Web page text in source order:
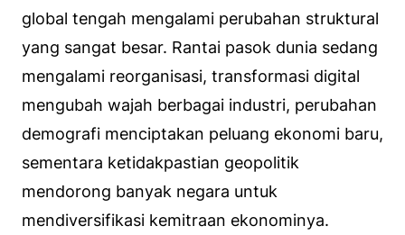
global tengah mengalami perubahan struktural
yang sangat besar. Rantai pasok dunia sedang
mengalami reorganisasi, transformasi digital
mengubah wajah berbagai industri, perubahan
demografi menciptakan peluang ekonomi baru,
sementara ketidakpastian geopolitik
mendorong banyak negara untuk
mendiversifikasi kemitraan ekonominya.